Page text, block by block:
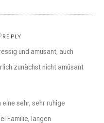
REPLY
und amüsant, auch
zunächst nicht amüsant
sehr, sehr ruhige
Familie, langen